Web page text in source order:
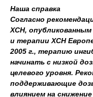
Наша справка
Согласно
ХСН, опубликованным
и терапии ХСН
2005 г., терапию
начинать с низкой
целевого уровня.
поддерживающие
влиянием на